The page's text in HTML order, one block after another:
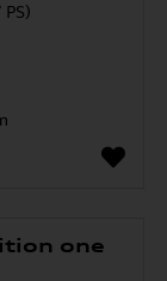
one